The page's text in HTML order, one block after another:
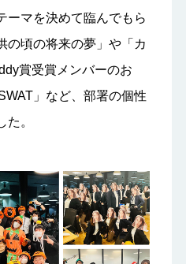
ーマを決めて臨んでもら
の頃の将来の夢」や「カ
賞受賞メンバーのお
」など、部署の個性
。